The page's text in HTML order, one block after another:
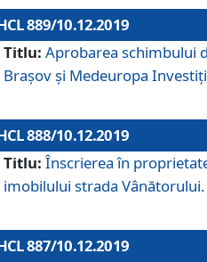
889/10.12.2019
Titlu: Aprobarea schimbului
Brașov și Medeuropa
888/10.12.2019
Titlu: Înscrierea în
imobilului strada Vânătorului.
887/10.12.2019